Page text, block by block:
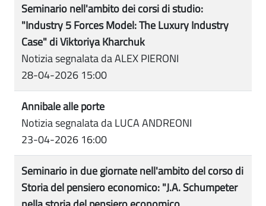
Seminario nell'ambito dei corsi di studio:
"Industry 5 Forces Model: The Luxury Industry
Case" di Viktoriya Kharchuk
Notizia segnalata da ALEX PIERONI
28-04-2026 15:00
Annibale alle porte
Notizia segnalata da LUCA ANDREONI
23-04-2026 16:00
Seminario in due giornate nell'ambito del corso di
Storia del pensiero economico: "J.A. Schumpeter